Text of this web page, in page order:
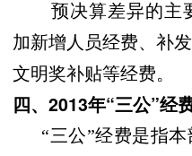
预决算差异的主
加新增人员经费、补
文明奖补贴等经费。
四、2013年“三公”经
“三公”经费是指